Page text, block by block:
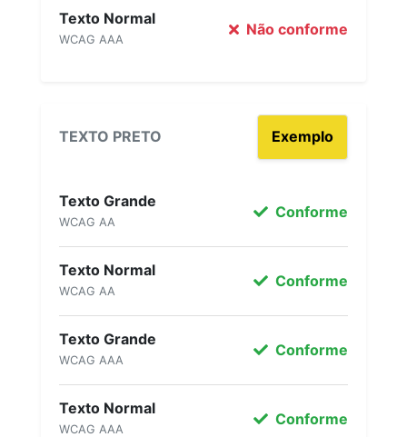
Texto Normal
WCAG AAA
Não conforme
TEXTO PRETO Exemplo
Texto Grande
WCAG AA
Conforme
Texto Normal
WCAG AA
Conforme
Texto Grande
WCAG AAA
Conforme
Texto Normal
WCAG AAA
Conforme